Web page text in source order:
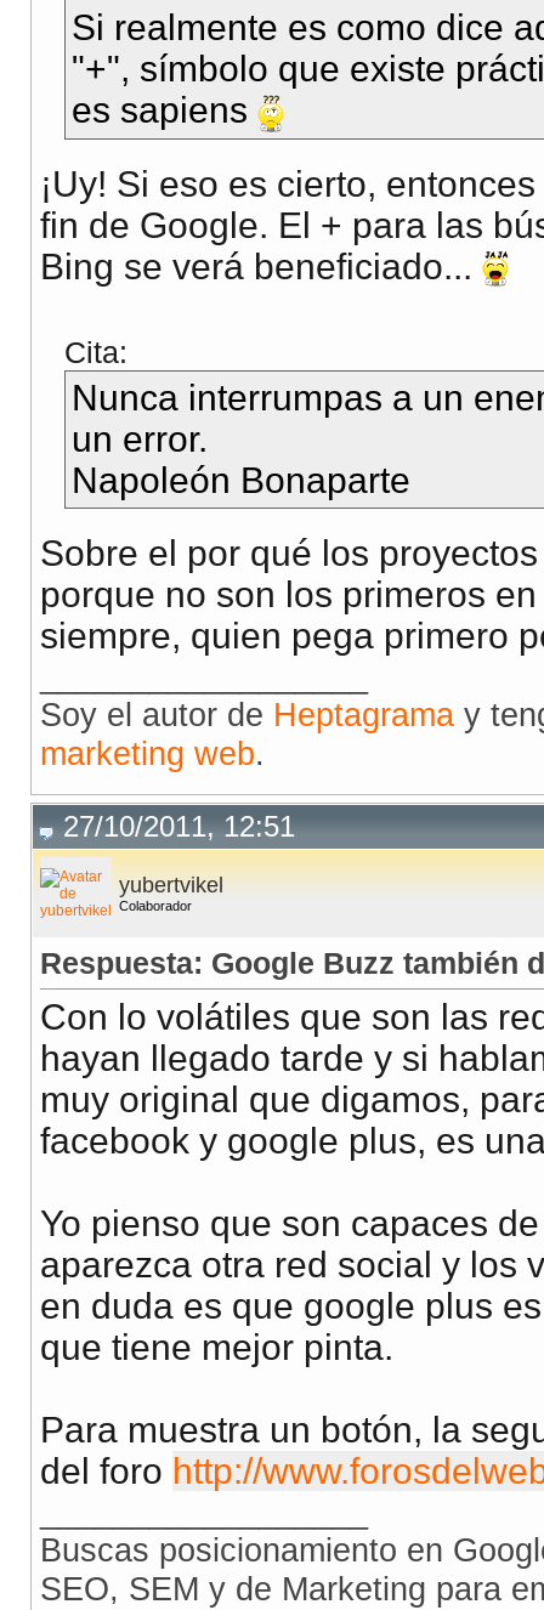
Si realmente es como dice
"+", símbolo que existe
es sapiens
¡Uy! Si eso es cierto,
fin de Google. El + para las
Bing se verá beneficiado...
Cita:
Nunca interrumpas a un
un error.
Napoleón Bonaparte
Sobre el por qué los
porque no son los primeros
siempre, quien pega primero
Soy el autor de Heptagrama y
marketing web.
27/10/2011, 12:51
yubertvikel
Colaborador
Respuesta: Google Buzz también
Con lo volátiles que son las
hayan llegado tarde y si
muy original que digamos,
facebook y google plus, es
Yo pienso que son capaces
aparezca otra red social y los
en duda es que google plus
que tiene mejor pinta.
Para muestra un botón, la
del foro http://
Buscas posicionamiento en
SEO, SEM y de Marketing para